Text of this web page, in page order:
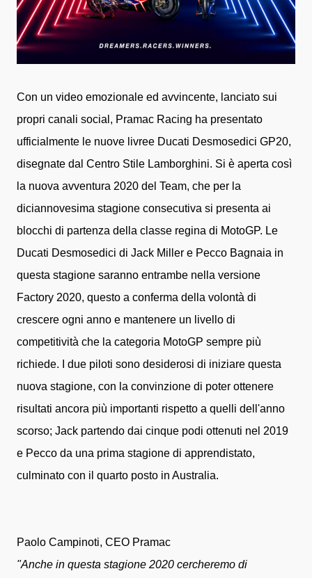
Con un video emozionale ed avvincente, lanciato sui
propri canali social, Pramac Racing ha presentato
ufficialmente le nuove livree Ducati Desmosedici GP20,
disegnate dal Centro Stile Lamborghini. Si è aperta così
la nuova avventura 2020 del Team, che per la
diciannovesima stagione consecutiva si presenta ai
blocchi di partenza della classe regina di MotoGP. Le
Ducati Desmosedici di Jack Miller e Pecco Bagnaia in
questa stagione saranno entrambe nella versione
Factory 2020, questo a conferma della volontà di
crescere ogni anno e mantenere un livello di
competitività che la categoria MotoGP sempre più
richiede.
I due piloti sono desiderosi di iniziare questa
nuova stagione, con la convinzione di poter ottenere
risultati ancora più importanti rispetto a quelli dell'anno
scorso; Jack partendo dai cinque podi ottenuti nel 2019
e Pecco da una prima stagione di apprendistato,
culminato con il quarto posto in Australia.
Paolo Campinoti, CEO Pramac
"Anche in questa stagione 2020 cercheremo di